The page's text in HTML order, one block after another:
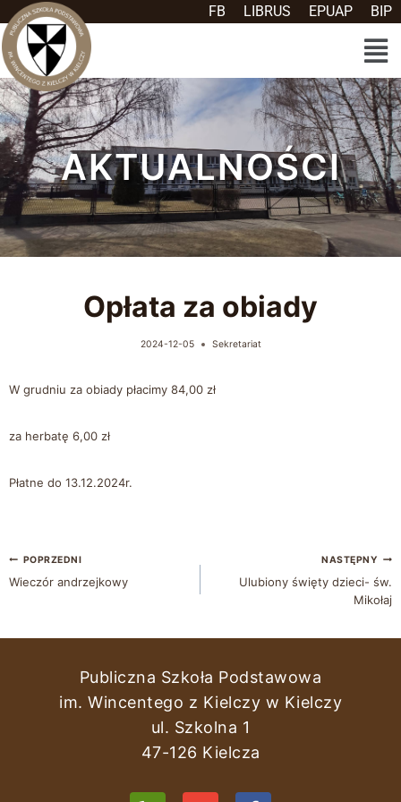
FB LIBRUS EPUAP BIP
AKTUALNOŚCI
Opłata za obiady
2024-12-05 Sekretariat
W grudniu za obiady płacimy 84,00 zł
za herbatę 6,00 zł
Płatne do 13.12.2024r.
POPRZEDNI
Wieczór andrzejkowy
NASTĘPNY
Ulubiony święty dzieci- św.
Mikołaj
Publiczna Szkoła Podstawowa
im. Wincentego z Kielczy w Kielczy
ul. Szkolna 1
47-126 Kielcza